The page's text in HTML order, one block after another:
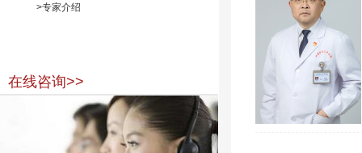
>专家介绍
在线咨询>>